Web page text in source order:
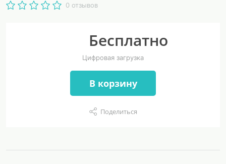
0 отзывов
Бесплатно
Цифровая загрузка
В корзину
Поделиться